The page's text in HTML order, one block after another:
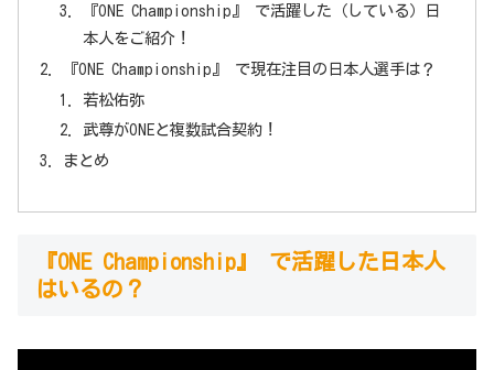
『ONE Championship』 で活躍した（している）日
本人をご紹介！
『ONE Championship』 で現在注目の日本人選手は？
若松佑弥
武尊がONEと複数試合契約！
まとめ
『ONE Championship』 で活躍した日本人
はいるの？